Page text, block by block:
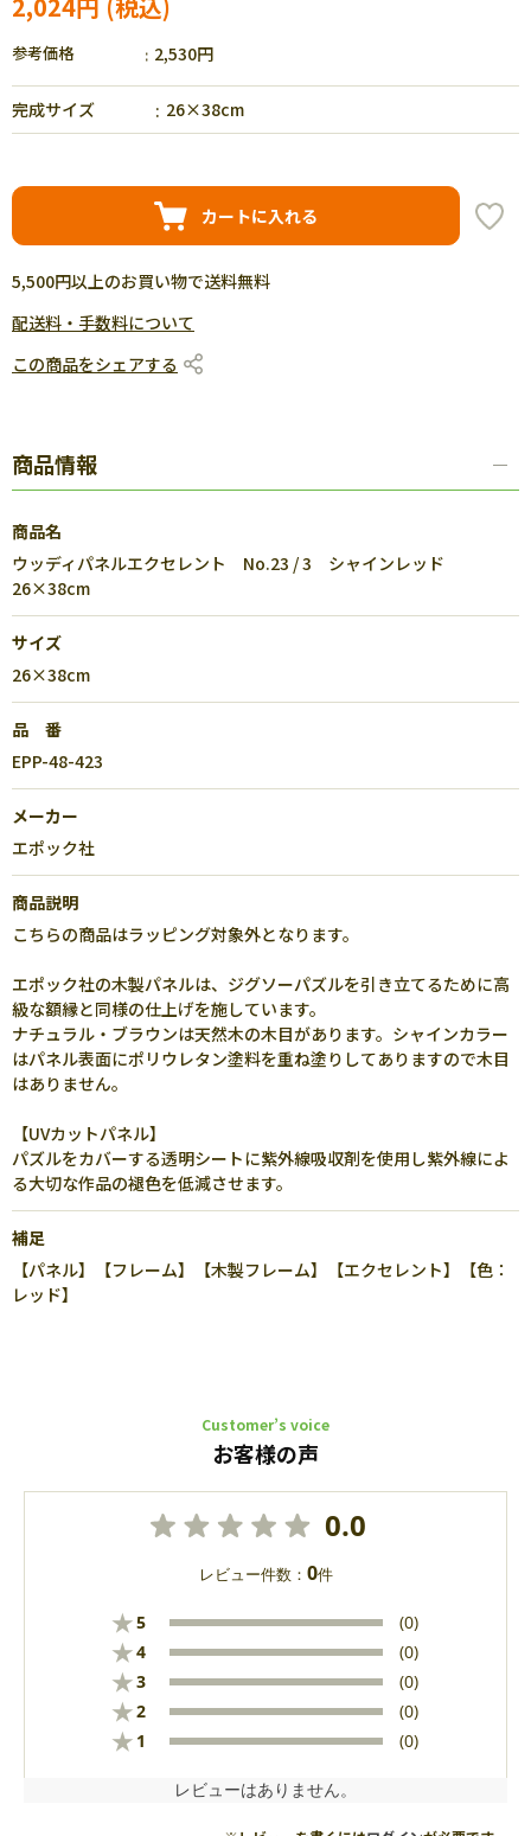
参考価格 2,530円
完成サイズ 26×38cm
カートに入れる
5,500円以上のお買い物で送料無料
配送料・手数料について
この商品をシェアする
商品情報
商品名
ウッディパネルエクセレント No.23 / 3 シャインレッド
26×38cm
サイズ
26×38cm
品 番
EPP-48-423
メーカー
エポック社
商品説明
こちらの商品はラッピング対象外となります。
エポック社の木製パネルは、ジグソーパズルを引き立てるために高
級な額縁と同様の仕上げを施しています。
ナチュラル・ブラウンは天然木の木目があります。シャインカラー
はパネル表面にポリウレタン塗料を重ね塗りしてありますので木目
はありません。
【UVカットパネル】
パズルをカバーする透明シートに紫外線吸収剤を使用し紫外線によ
る大切な作品の褪色を低減させます。
補足
【パネル】【フレーム】【木製フレーム】【エクセレント】【色：
レッド】
Customer’s voice
お客様の声
0.0
レビュー件数： 0件
★5 (0)
★4 (0)
★3 (0)
★2 (0)
★ 1 (0)
レビューはありません。